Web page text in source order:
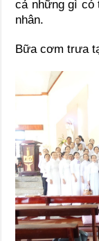
cả những gì có
nhân.
Bữa cơm trưa